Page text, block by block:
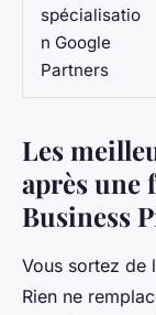
spécialisatio
n Google
Partners
Les
après une
Business
Vous sortez de
Rien ne